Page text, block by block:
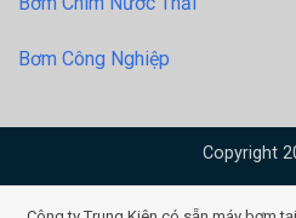
Bơm Công Nghiệp
Copyright